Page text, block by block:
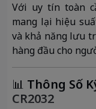
Với uy tín toàn
mang lại hiệu
và khả năng lưu
hàng đầu cho
📊 Thông Số
CR2032